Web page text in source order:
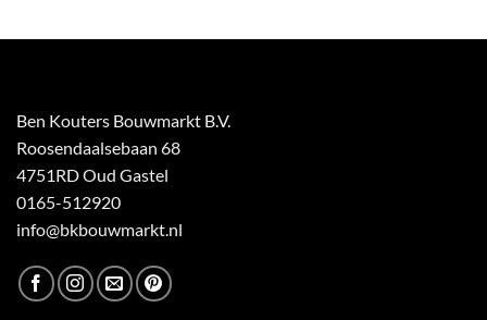
Ben Kouters Bouwmarkt B.V.
Roosendaalsebaan 68
4751RD Oud Gastel
0165-512920
info@bkbouwmarkt.nl